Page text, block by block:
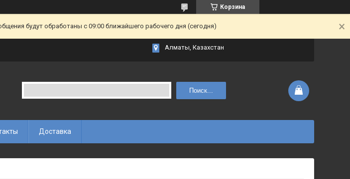
Корзина
будут обработаны с 09:00 ближайшего рабочего дня (сегодня)
Алматы, Казахстан
Поиск...
Доставка